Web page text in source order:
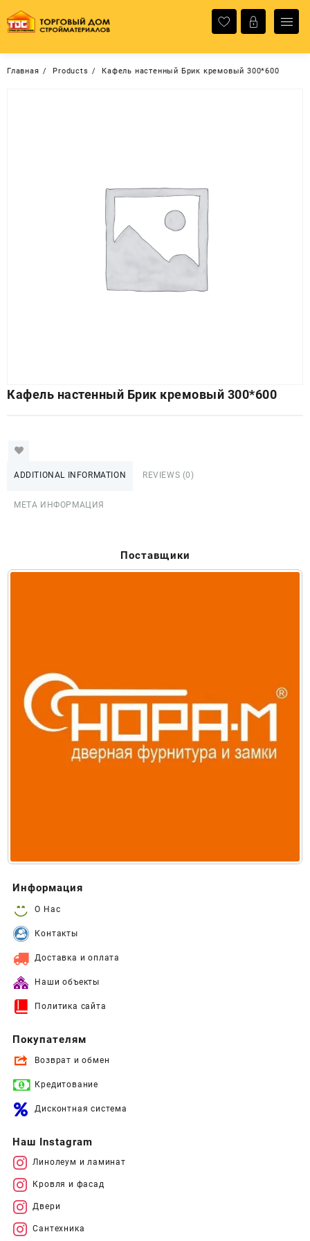
содержимому
Главная Products Кафель настенный Брик кремовый 300*600
Кафель настенный Брик кремовый 300*600
ADDITIONAL INFORMATION REVIEWS (0)
МЕТА ИНФОРМАЦИЯ
Поставщики
Информация
О Нас
Контакты
Доставка и оплата
Наши объекты
Политика сайта
Покупателям
Возврат и обмен
Кредитование
Дисконтная система
Наш Instagram
Линолеум и ламинат
Кровля и фасад
Двери
Сантехника